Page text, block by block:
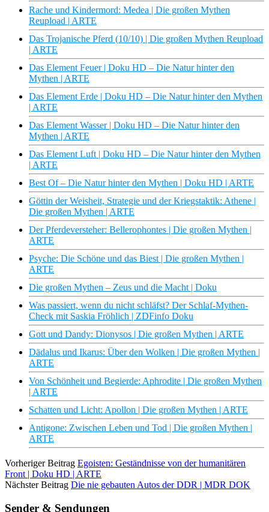
Rache und Kindermord: Medea | Die großen Mythen
Reupload | ARTE
Das Trojanische Pferd (10/10) | Die großen Mythen Reupload
| ARTE
Das Element Feuer | Doku HD – Die Natur hinter den
Mythen | ARTE
Das Element Erde | Doku HD – Die Natur hinter den Mythen
| ARTE
Das Element Wasser | Doku HD – Die Natur hinter den
Mythen | ARTE
Das Element Luft | Doku HD – Die Natur hinter den Mythen
| ARTE
Best Of – Die Natur hinter den Mythen | Doku HD | ARTE
Göttin der Weisheit, Strategie und der Kriegstaktik: Athene |
Die großen Mythen | ARTE
Der Pferdeversteher: Bellerophontes | Die großen Mythen |
ARTE
Psyche: Die Schöne und das Biest | Die großen Mythen |
ARTE
Die großen Mythen – Zeus und die Macht | Doku
Was passiert, wenn du nicht schläfst? Der Schlaf-Mythen-
Check mit Saskia Fröhlich | ZDFinfo Doku
Gott und Dandy: Dionysos | Die großen Mythen | ARTE
Dädalus und Ikarus: Über den Wolken | Die großen Mythen |
ARTE
Von Schönheit und Begierde: Aphrodite | Die großen Mythen
| ARTE
Schatten und Licht: Apollon | Die großen Mythen | ARTE
Antigone: Zwischen Leben und Tod | Die großen Mythen |
ARTE
Vorheriger Beitrag Egoisten: Geständnisse von der humanitären
Front | Doku HD | ARTE
Nächster Beitrag Die nie gebauten Autos der DDR | MDR DOK
Sender & Sendungen